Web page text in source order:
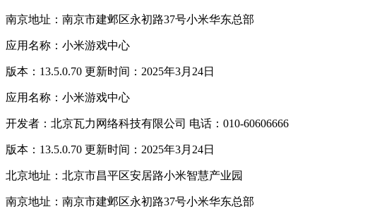
南京地址：南京市建邺区永初路37号小米华东总部
应用名称：小米游戏中心
版本：13.5.0.70 更新时间：2025年3月24日
应用名称：小米游戏中心
开发者：北京瓦力网络科技有限公司 电话：010-60606666
版本：13.5.0.70 更新时间：2025年3月24日
北京地址：北京市昌平区安居路小米智慧产业园
南京地址：南京市建邺区永初路37号小米华东总部